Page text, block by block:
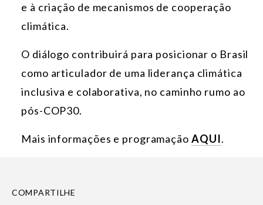
e à criação de mecanismos de cooperação
climática.
O diálogo contribuirá para posicionar o Brasil
como articulador de uma liderança climática
inclusiva e colaborativa, no caminho rumo ao
pós-COP30.
Mais informações e programação AQUI.
COMPARTILHE